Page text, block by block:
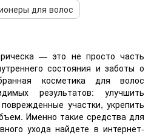
— это не просто часть
состояния и заботы о
косметика для волос
результатов: улучшить
участки, укрепить
Именно такие средства для
ухода найдете в интернет-
для волос